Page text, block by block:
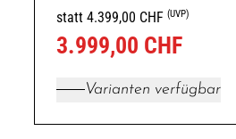
statt 4.399,00 CHF(UVP)
3.999,00 CHF
Varianten verfügbar